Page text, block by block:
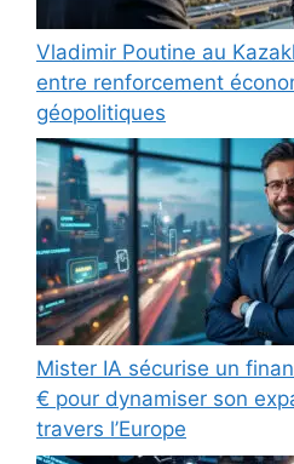
Vladimir Poutine au
entre renforcement
géopolitiques
Mister IA sécurise un
€ pour dynamiser son
travers l’Europe